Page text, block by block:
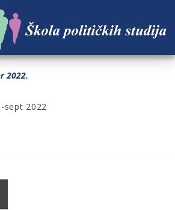
SEMINAR I-SEPT 2022
2022.
sept 2022